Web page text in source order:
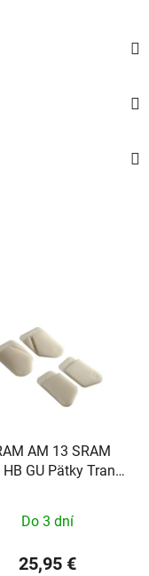
AM 13 SRAM
HB GU Pätky Trans
Do 3 dní
25,95 €